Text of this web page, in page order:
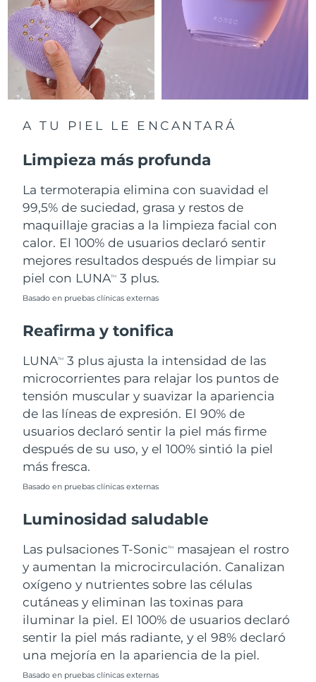
A TU PIEL LE ENCANTARÁ
Limpieza más profunda
La termoterapia elimina con suavidad el
99,5% de suciedad, grasa y restos de
maquillaje gracias a la limpieza facial con
calor. El 100% de usuarios declaró sentir
mejores resultados después de limpiar su
piel con LUNATM 3 plus.
Basado en pruebas clínicas externas
Reafirma y tonifica
LUNATM
3 plus ajusta la intensidad de las
microcorrientes para relajar los puntos de
tensión muscular y suavizar la apariencia
de las líneas de expresión. El 90% de
usuarios declaró sentir la piel más firme
después de su uso, y el 100% sintió la piel
más fresca.
Basado en pruebas clínicas externas
Luminosidad saludable
Las pulsaciones T-SonicTM
masajean el rostro
y aumentan la microcirculación. Canalizan
oxígeno y nutrientes sobre las células
cutáneas y eliminan las toxinas para
iluminar la piel. El 100% de usuarios declaró
sentir la piel más radiante, y el 98% declaró
una mejoría en la apariencia de la piel.
Basado en pruebas clínicas externas
RAE de Macao
(China)
Entrega prevista8/11/26
Malasia
Países Bajos Entrega prevista
Nueva Zelanda Entrega prevista8/9/26
Noruega
Polonia Entrega prevista8/10/26
Portugal Entrega prevista
Puerto Rico Entrega prevista 8/11/26
Reunión Entrega prevista
Rumanía Entrega prevista 8/9/26
Rusia Entrega prevista
Arabia Saudí Entrega prevista
Singapur Entrega prevista8/11/26
Eslovaquia